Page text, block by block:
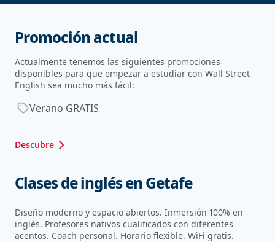
Promoción actual
Actualmente tenemos las siguientes promociones
disponibles para que empezar a estudiar con Wall Street
English sea mucho más fácil:
Verano GRATIS
Descubre
Clases de inglés en Getafe
Diseño moderno y espacio abiertos. Inmersión 100% en
inglés. Profesores nativos cualificados con diferentes
acentos. Coach personal. Horario flexible. WiFi gratis.